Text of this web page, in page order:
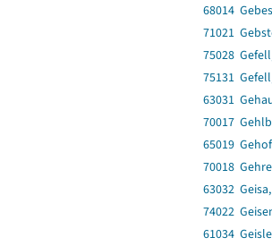
68014
71021
75028
75131
63031
70017
65019
70018
63032
74022
61034